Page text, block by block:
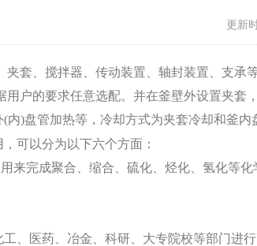
更新
夹套、搅拌器、传动装置、轴封装置、支
用户的要求任意选配。并在釜壁外设置夹
内)盘管加热等，冷却方式为夹套冷却和釜
可以分为以下六个方面：
来完成聚合、缩合、硫化、烃化、氢化等
、医药、冶金、科研、大专院校等部门进